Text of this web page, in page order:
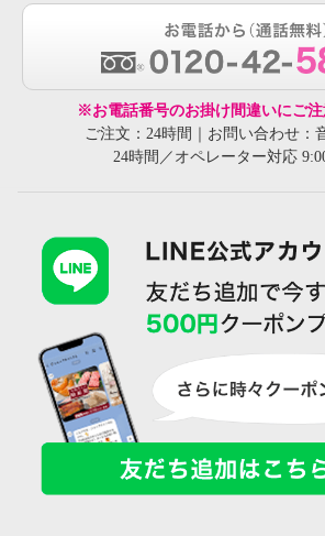
※お電話番号のお掛け間違いにご注
ご注文：24時間｜お問い合わせ：
24時間／オペレーター対応